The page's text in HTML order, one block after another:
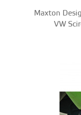
Maxton
VW